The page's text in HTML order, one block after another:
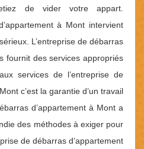
de vider votre appart.
à Mont intervient
L’entreprise de débarras
fournit des services appropriés
services de l’entreprise de
c’est la garantie d’un travail
d’appartement à Mont a
des méthodes à exiger pour
de débarras d’appartement